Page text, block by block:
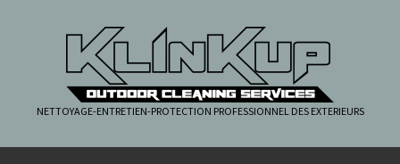
NETTOYAGE-ENTRETIEN-PROTECTION PROFESSIONNEL DES EXTERIEURS